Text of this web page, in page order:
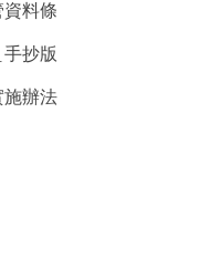
料條
抄版
施辦法